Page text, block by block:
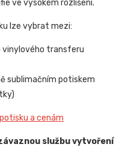
ve vysokém rozlišení.
lze vybrat mezi:
vinylového transferu
sublimačním potiskem
a cenám
službu vytvoření